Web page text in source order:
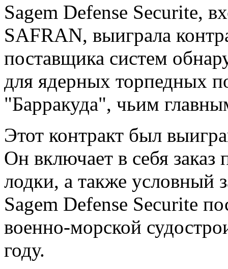
Sagem Defense Securite,
SAFRAN, выиграла
поставщика систем
для ядерных торпедных
"Барракуда", чьим
Этот контракт был
Он включает в себя
лодки, а также условный
Sagem Defense Securite
военно-морской
году.